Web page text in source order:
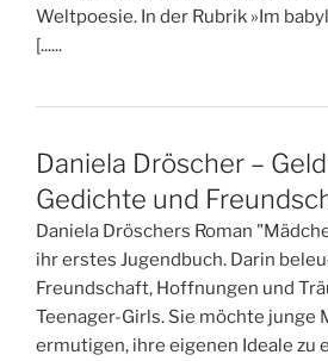
Weltpoesie. In der Rubrik »Im
[......
Daniela Dröscher –
Gedichte und
Daniela Dröschers Roman
ihr erstes Jugendbuch. Darin
Freundschaft, Hoffnungen und
Teenager-Girls. Sie möchte junge
ermutigen, ihre eigenen Ideale zu